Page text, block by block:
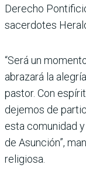
Derecho
sacerdotes
“Será un
abrazará la
pastor. Con
dejemos de
esta comunidad
de Asunción”,
religiosa.